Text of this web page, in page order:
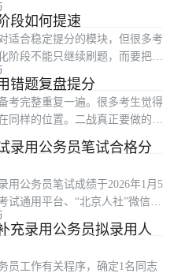
bm/ztzl/gwy/ 、北京人社...
段如何提速
适合稳定提分的模块，但很多考
阶段不能只继续刷题，而要把慢
位慢、列式犹豫、计算太细，还
练到不用想 资料分析常见考点
错题复盘提分
考完整重复一遍。很多考生觉得
同样的位置。二战真正要做的不
轮的错题和失分原因拆开，找到
断是行测问题还是申论问题 二
录用公务员笔试合格分
用公务员笔试成绩于2026年1月5
试通用平台、“北京人社”微信公
划定合格分数线时，既考虑到
质，又兼顾了不同层级机关招考
充录用公务员拟录用人
员工作有关程序，确定1名同志